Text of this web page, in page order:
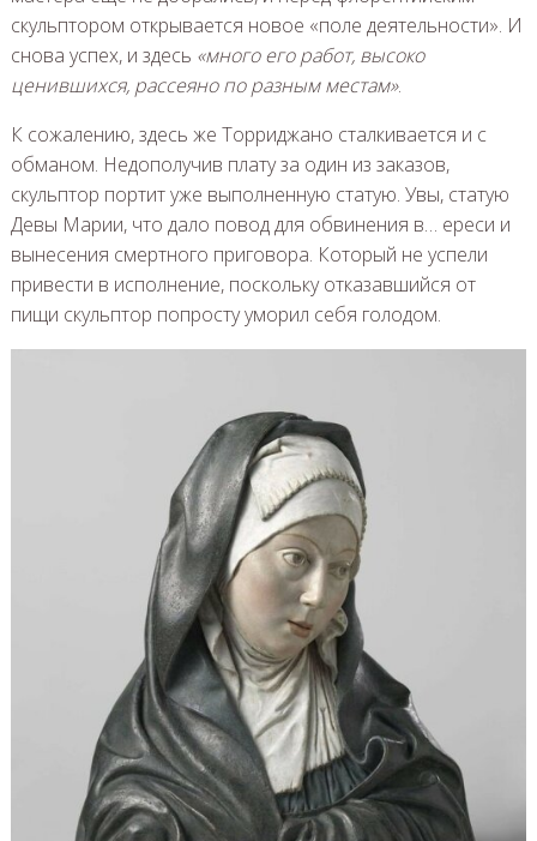
скульптором открывается новое «поле деятельности». И
снова успех, и здесь «много его работ, высоко
ценившихся, рассеяно по разным местам».
К сожалению, здесь же Торриджано сталкивается и с
обманом. Недополучив плату за один из заказов,
скульптор портит уже выполненную статую. Увы, статую
Девы Марии, что дало повод для обвинения в… ереси и
вынесения смертного приговора. Который не успели
привести в исполнение, поскольку отказавшийся от
пищи скульптор попросту уморил себя голодом.